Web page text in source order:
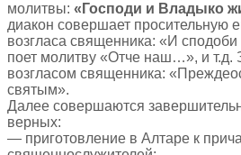
молитвы: «Господи и Владыко
диакон совершает просительную
возгласа священника: «И
поет молитву «Отче наш…», и т.д.
возгласом священника:
святым».
Далее совершаются
верных:
— приготовление в Алтаре к